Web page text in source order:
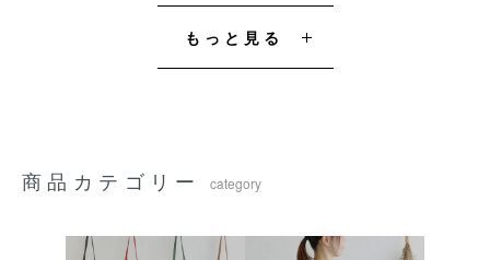
もっと見る
商品カテゴリー category